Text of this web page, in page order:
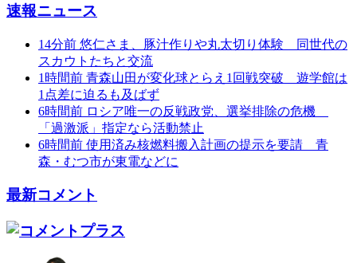
速報ニュース
14分前 悠仁さま、豚汁作りや丸太切り体験 同世代の
スカウトたちと交流
1時間前 青森山田が変化球とらえ1回戦突破 遊学館は
1点差に迫るも及ばず
6時間前 ロシア唯一の反戦政党、選挙排除の危機
「過激派」指定なら活動禁止
6時間前 使用済み核燃料搬入計画の提示を要請 青
森・むつ市が東電などに
最新コメント